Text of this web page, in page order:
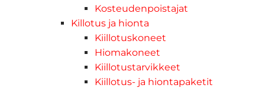
Kosteudenpoistajat
Killotus ja hionta
Kiillotuskoneet
Hiomakoneet
Kiillotustarvikkeet
Kiillotus- ja hiontapaketit